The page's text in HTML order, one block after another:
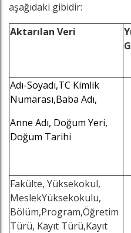
aşağıdaki gibidir:
Aktarılan Veri
Adı-Soyadı,TC Kimlik
Numarası,Baba Adı,
Anne Adı, Doğum Yeri,
Doğum Tarihi
Fakülte, Yüksekokul,
MeslekYüksekokulu,
Bölüm,Program,Öğretim
Türü, Kayıt Türü,Kayıt